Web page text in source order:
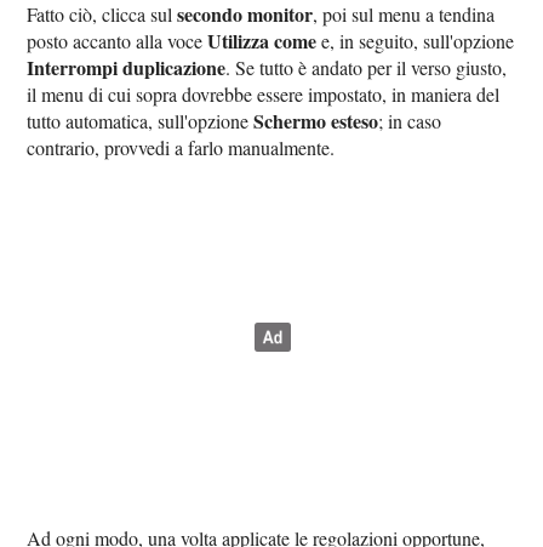
Fatto ciò, clicca sulsecondo monitor, poi sul menu a tendina
posto accanto alla voceUtilizza comee, in seguito, sull'opzione
Interrompi duplicazione. Se tutto è andato per il verso giusto,
il menu di cui sopra dovrebbe essere impostato, in maniera del
tutto automatica, sull'opzioneSchermo esteso; in caso
contrario, provvedi a farlo manualmente.
Ad ogni modo, una volta applicate le regolazioni opportune,